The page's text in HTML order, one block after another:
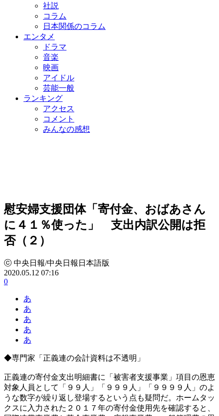
社説
コラム
日本関係のコラム
エンタメ
ドラマ
音楽
映画
アイドル
芸能一般
ランキング
アクセス
コメント
みんなの感想
慰安婦支援団体「寄付金、おばあさん
に４１％使った」 支出内訳公開は拒
否（２）
ⓒ 中央日報/中央日報日本語版
2020.05.12 07:16
0
あ
あ
あ
あ
あ
◆専門家「正義連の会計資料は不透明」
正義連の寄付金支出明細書に「被害者支援事業」項目の恩恵
対象人員として「９９人」「９９９人」「９９９９人」のよ
うな数字が繰り返し登場するという点も疑問だ。ホームタッ
クスに入力された２０１７年の寄付金使用先を確認すると、